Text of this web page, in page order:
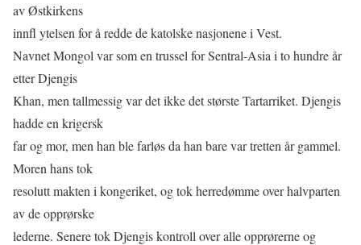
av Østkirkens
innﬂ ytelsen for å redde de katolske nasjonene i Vest.
Navnet Mongol var som en trussel for Sentral-Asia i to hundre år
etter Djengis
Khan, men tallmessig var det ikke det største Tartarriket. Djengis
hadde en krigersk
far og mor, men han ble farløs da han bare var tretten år gammel.
Moren hans tok
resolutt makten i kongeriket, og tok herredømme over halvparten
av de opprørske
lederne. Senere tok Djengis kontroll over alle opprørerne og